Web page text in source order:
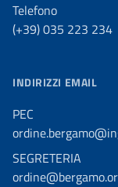
Telefono
(+39) 035 223 234
INDIRIZZI EMAIL
PEC
SEGRETERIA